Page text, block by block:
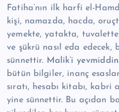
Fatiha’nın ilk harfi el-
kişi, namazda, hacda,
yemekte, yatakta, tuvalette
ve şükrü nasıl eda edecek,
sünnettir. Malik’i
bütün bilgiler, inanç
sıratı, hesabı kitabı, kabri
yine sünnettir. Bu açıdan